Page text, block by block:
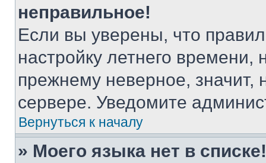
неправильное!
Если вы уверены, что
настройку летнего
прежнему неверное, значит,
сервере. Уведомите
Вернуться к началу
» Моего языка нет в списке!